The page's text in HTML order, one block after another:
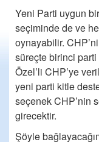
Yeni Parti uygun
seçiminde de ve
oynayabilir.
süreçte birinci
Özel’li CHP’ye
yeni parti kitle
seçenek CHP’nin
girecektir.
Şöyle